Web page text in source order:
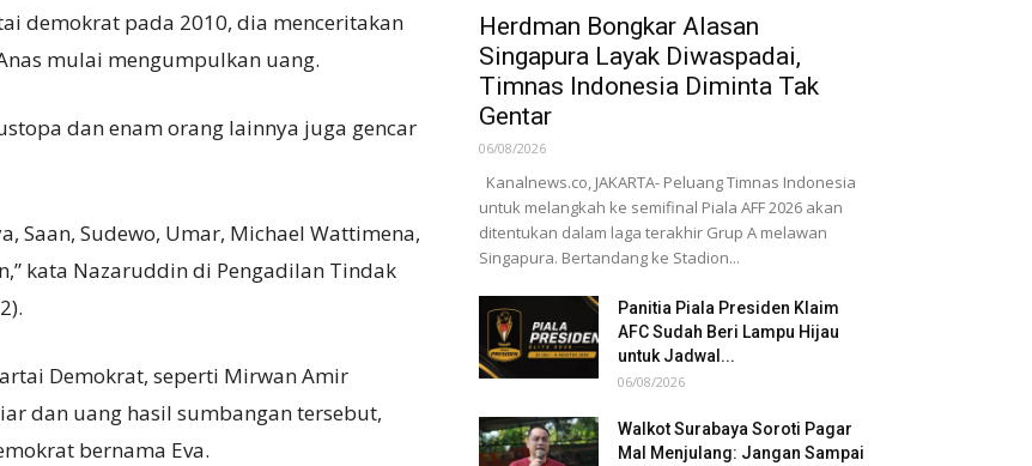
demokrat pada 2010, dia menceritakan
mulai mengumpulkan uang.
dan enam orang lainnya juga gencar
Saan, Sudewo, Umar, Michael Wattimena,
kata Nazaruddin di Pengadilan Tindak
Demokrat, seperti Mirwan Amir
dan uang hasil sumbangan tersebut,
bernama Eva.
Herdman Bongkar Alasan
Singapura Layak Diwaspadai,
Timnas Indonesia Diminta Tak
Gentar
06/08/2026
Kanalnews.co, JAKARTA- Peluang Timnas Indonesia
untuk melangkah ke semifinal Piala AFF 2026 akan
ditentukan dalam laga terakhir Grup A melawan
Singapura. Bertandang ke Stadion...
Panitia Piala Presiden Klaim
AFC Sudah Beri Lampu Hijau
untuk Jadwal...
06/08/2026
Walkot Surabaya Soroti Pagar
Mal Menjulang: Jangan Sampai